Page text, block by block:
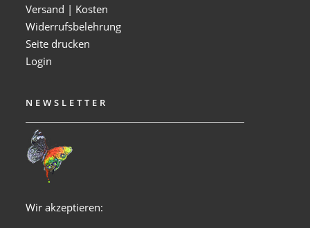
Versand | Kosten
Widerrufsbelehrung
Seite drucken
Login
NEWSLETTER
Wir akzeptieren: